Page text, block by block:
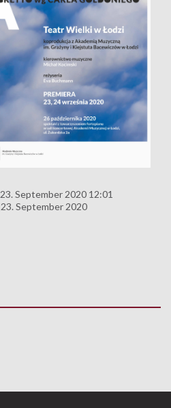
23. September 2020 12:01
23. September 2020